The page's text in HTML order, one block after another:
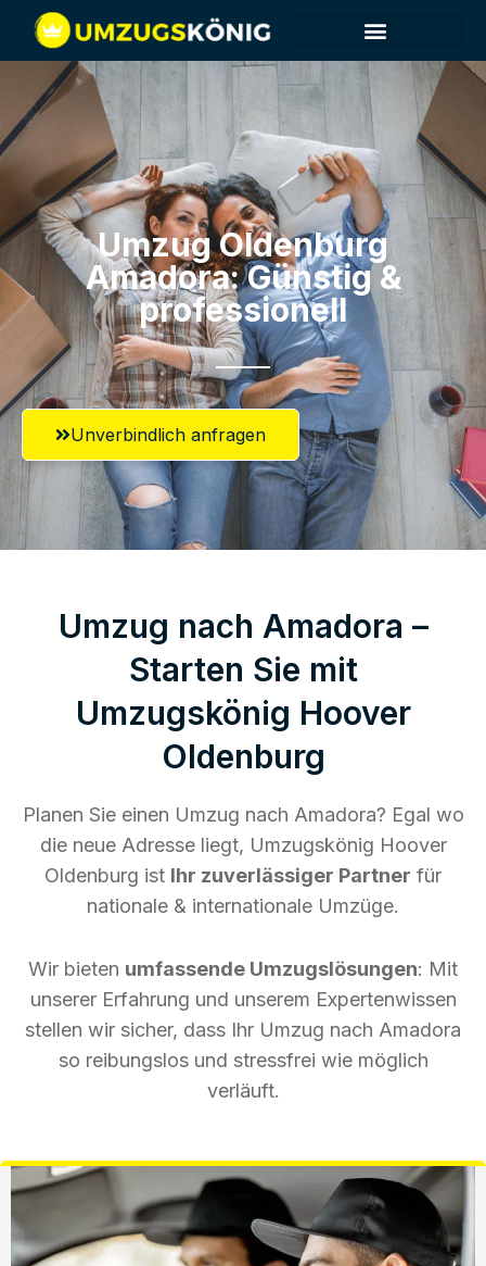
Umzug Oldenburg​
Amadora: Günstig &
professionell​
Unverbindlich anfragen
Umzug nach Amadora –
Starten Sie mit
Umzugskönig Hoover
Oldenburg
Planen Sie einen Umzug nach Amadora? Egal wo
die neue Adresse liegt, Umzugskönig Hoover
Oldenburg ist Ihr zuverlässiger Partner für
nationale & internationale Umzüge.
Wir bieten umfassende Umzugslösungen: Mit
unserer Erfahrung und unserem Expertenwissen
stellen wir sicher, dass Ihr Umzug nach Amadora
so reibungslos und stressfrei wie möglich
verläuft.